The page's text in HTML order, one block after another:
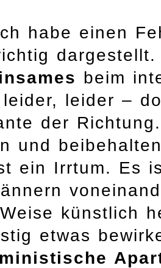
habe einen
beim
leider –
der
und
ein Irrtum. Es
künstlich
etwas